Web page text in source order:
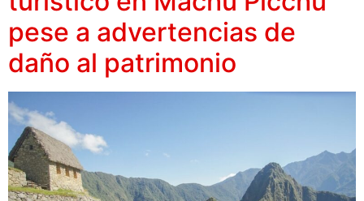
pese a advertencias de
daño al patrimonio